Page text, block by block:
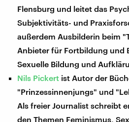
Flensburg und leitet das
Subjektivitäts- und
außerdem Ausbilderin beim
Anbieter für Fortbildung und
Sexuelle Bildung und
Nils Pickert ist Autor der
"Prinzessinnenjungs" und
Als freier Journalist schreibt
den Themen Feminismus,